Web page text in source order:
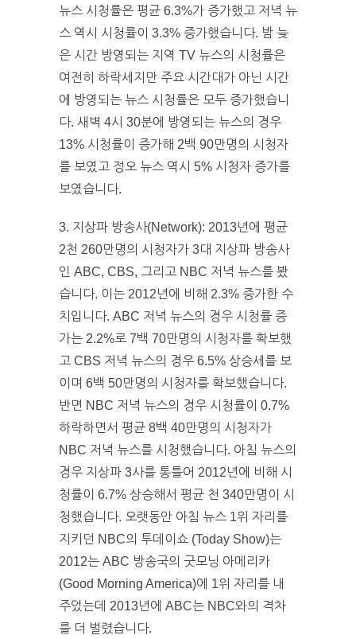
뉴스 시청률은 평균 6.3%가 증가했고 저녁 뉴
스 역시 시청률이 3.3% 증가했습니다. 밤 늦
은 시간 방영되는 지역 TV 뉴스의 시청률은
여전히 하락세지만 주요 시간대가 아닌 시간
에 방영되는 뉴스 시청률은 모두 증가했습니
다. 새벽 4시 30분에 방영되는 뉴스의 경우
13% 시청률이 증가해 2백 90만명의 시청자
를 보였고 정오 뉴스 역시 5% 시청자 증가를
보였습니다.
3. 지상파 방송사(Network): 2013년에 평균
2천 260만명의 시청자가 3대 지상파 방송사
인 ABC, CBS, 그리고 NBC 저녁 뉴스를 봤
습니다. 이는 2012년에 비해 2.3% 증가한 수
치입니다. ABC 저녁 뉴스의 경우 시청률 증
가는 2.2%로 7백 70만명의 시청자를 확보했
고 CBS 저녁 뉴스의 경우 6.5% 상승세를 보
이며 6백 50만명의 시청자를 확보했습니다.
반면 NBC 저녁 뉴스의 경우 시청률이 0.7%
하락하면서 평균 8백 40만명의 시청자가
NBC 저녁 뉴스를 시청했습니다. 아침 뉴스의
경우 지상파 3사를 통틀어 2012년에 비해 시
청률이 6.7% 상승해서 평균 천 340만명이 시
청했습니다. 오랫동안 아침 뉴스 1위 자리를
지키던 NBC의 투데이쇼 (Today Show)는
2012는 ABC 방송국의 굿모닝 아메리카
(Good Morning America)에 1위 자리를 내
주었는데 2013년에 ABC는 NBC와의 격차
를 더 벌렸습니다.